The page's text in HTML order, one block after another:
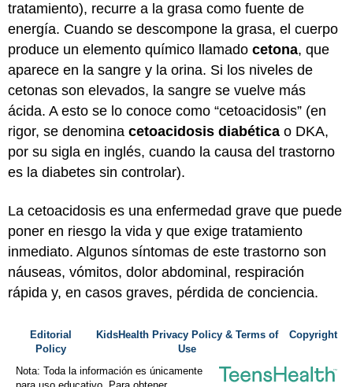
tratamiento), recurre a la grasa como fuente de
energía. Cuando se descompone la grasa, el cuerpo
produce un elemento químico llamado cetona, que
aparece en la sangre y la orina. Si los niveles de
cetonas son elevados, la sangre se vuelve más
ácida. A esto se lo conoce como “cetoacidosis” (en
rigor, se denomina cetoacidosis diabética o DKA,
por su sigla en inglés, cuando la causa del trastorno
es la diabetes sin controlar).
La cetoacidosis es una enfermedad grave que puede
poner en riesgo la vida y que exige tratamiento
inmediato. Algunos síntomas de este trastorno son
náuseas, vómitos, dolor abdominal, respiración
rápida y, en casos graves, pérdida de conciencia.
Editorial
Policy
KidsHealth Privacy Policy & Terms of
Use
Copyright
Nota: Toda la información es únicamente